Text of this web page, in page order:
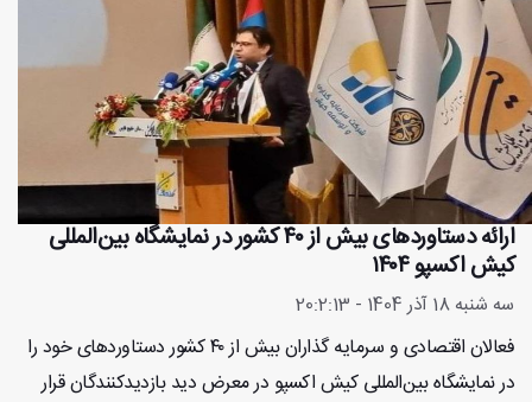
ارائه دستاورد‌های بیش از ۴۰ کشور در نمایشگاه بین‌المللی
کیش اکسپو ۱۴۰۴
سه شنبه 18 آذر 1404 - 20:2:13
فعالان اقتصادی و سرمایه گذاران بیش از ۴۰ کشور دستاوردهای خود را
در نمایشگاه بین‌المللی کیش اکسپو در معرض دید بازدیدکنندگان قرار